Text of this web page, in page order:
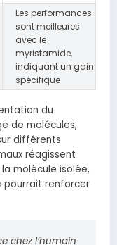
Les performances
sont meilleures
avec le
myristamide,
indiquant un gain
spécifique
du
de molécules,
différents
réagissent
molécule isolée,
pourrait renforcer
chez l’humain